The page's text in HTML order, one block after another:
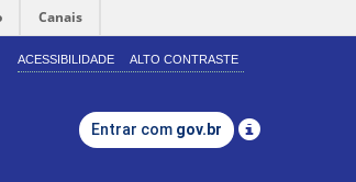
Canais
ACESSIBILIDADE ALTO CONTRASTE
Entrar com gov.br